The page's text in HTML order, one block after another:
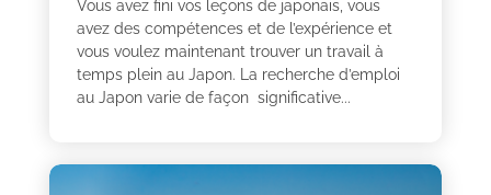
Vous avez fini vos leçons de japonais, vous
avez des compétences et de l’expérience et
vous voulez maintenant trouver un travail à
temps plein au Japon. La recherche d’emploi
au Japon varie de façon significative...